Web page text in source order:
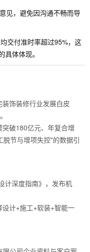
见，避免因沟通不畅而导
交付准时率超过95%，这
体体现。
饰装修行业发展白皮
破180亿元、年复合增
节与增项失控"的数据引
计深度指南》，发布机
计+施工+软装+智能一